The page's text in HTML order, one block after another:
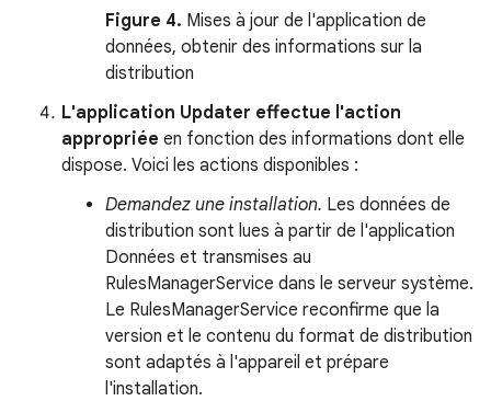
Figure 4. Mises à jour de l'application de
données, obtenir des informations sur la
distribution
L'application Updater effectue l'action
appropriée en fonction des informations dont elle
dispose. Voici les actions disponibles :
Demandez une installation. Les données de
distribution sont lues à partir de l'application
Données et transmises au
RulesManagerService dans le serveur système.
Le RulesManagerService reconfirme que la
version et le contenu du format de distribution
sont adaptés à l'appareil et prépare
l'installation.